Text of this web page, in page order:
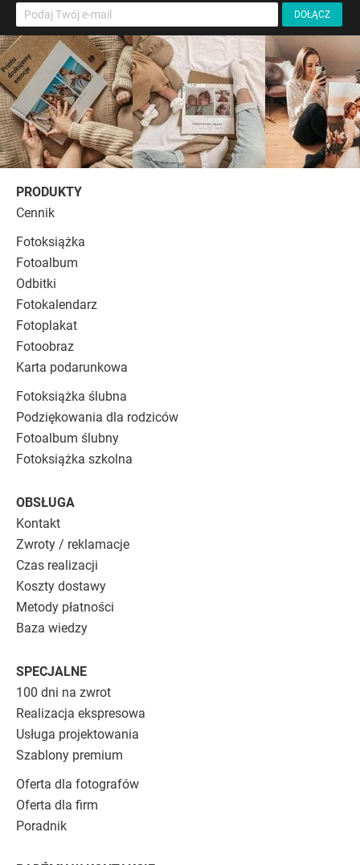
PRODUKTY
Cennik
Fotoksiążka
Fotoalbum
Odbitki
Fotokalendarz
Fotoplakat
Fotoobraz
Karta podarunkowa
Fotoksiążka ślubna
Podziękowania dla rodziców
Fotoalbum ślubny
Fotoksiążka szkolna
OBSŁUGA
Kontakt
Zwroty / reklamacje
Czas realizacji
Koszty dostawy
Metody płatności
Baza wiedzy
SPECJALNE
100 dni na zwrot
Realizacja ekspresowa
Usługa projektowania
Szablony premium
Oferta dla fotografów
Oferta dla firm
Poradnik